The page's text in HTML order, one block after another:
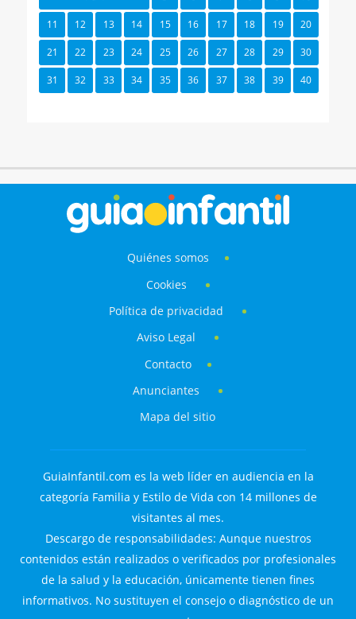
11 12 13 14 15 16 17 18 19 20
21 22 23 24 25 26 27 28 29 30
31 32 33 34 35 36 37 38 39 40
Quiénes somos
Cookies
Política de privacidad
Aviso Legal
Contacto
Anunciantes
Mapa del sitio
GuiaInfantil.com es la web líder en audiencia en la
categoría Familia y Estilo de Vida con 14 millones de
visitantes al mes.
Descargo de responsabilidades: Aunque nuestros
contenidos están realizados o verificados por profesionales
de la salud y la educación, únicamente tienen fines
informativos. No sustituyen el consejo o diagnóstico de un